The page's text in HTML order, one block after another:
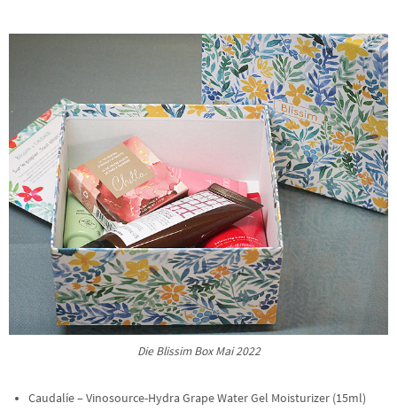
Die Blissim Box Mai 2022
Caudalíe – Vinosource-Hydra Grape Water Gel Moisturizer (15ml)